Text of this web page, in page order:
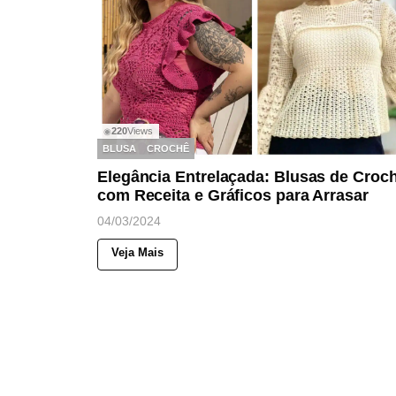
◉220Views
BLUSA
CROCHÊ
Elegância Entrelaçada: Blusas de
com Receita e Gráficos para Arrasar
04/03/2024
Veja Mais